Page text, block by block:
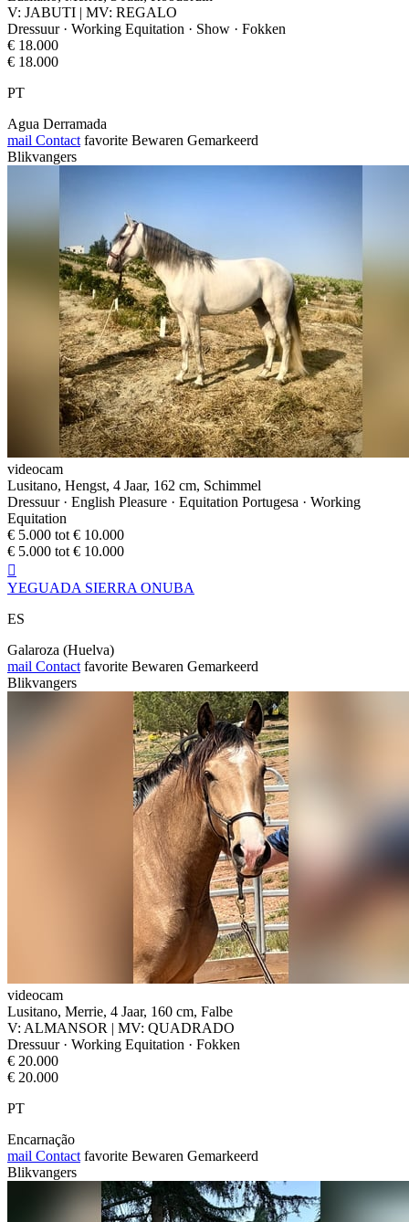
V: JABUTI | MV: REGALO
Dressuur · Working Equitation · Show · Fokken
€ 18.000
€ 18.000
PT
Agua Derramada
mail Contact favorite Bewaren Gemarkeerd
Blikvangers
videocam
Lusitano, Hengst, 4 Jaar, 162 cm, Schimmel
Dressuur · English Pleasure · Equitation Portugesa · Working
Equitation
€ 5.000 tot € 10.000
€ 5.000 tot € 10.000

YEGUADA SIERRA ONUBA
ES
Galaroza (Huelva)
mail Contact favorite Bewaren Gemarkeerd
Blikvangers
videocam
Lusitano, Merrie, 4 Jaar, 160 cm, Falbe
V: ALMANSOR | MV: QUADRADO
Dressuur · Working Equitation · Fokken
€ 20.000
€ 20.000
PT
Encarnação
mail Contact favorite Bewaren Gemarkeerd
Blikvangers